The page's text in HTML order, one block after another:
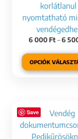
korlátlanul
nyomtatható
6 000 Ft–6
OPCIÓK
Save